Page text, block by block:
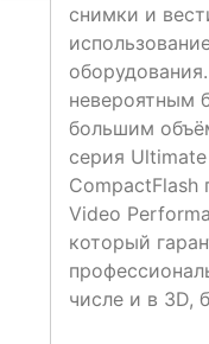
снимки и
невероятным
большим
серия
CompactFlash
Video
который
числе и в 3D,